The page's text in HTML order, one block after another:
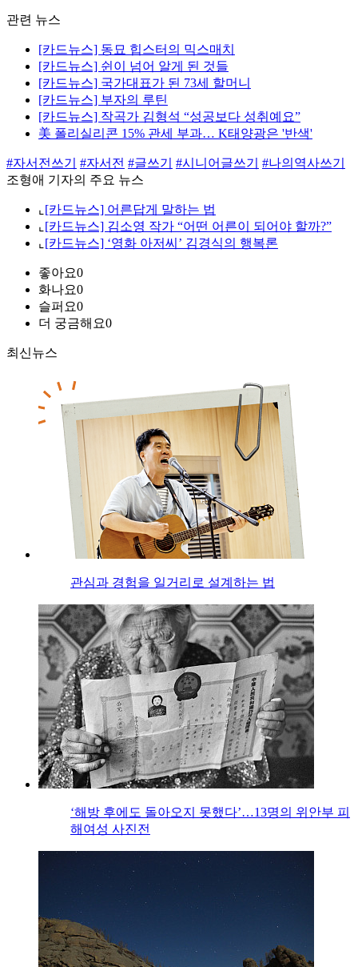
관련 뉴스
[카드뉴스] 동묘 힙스터의 믹스매치
[카드뉴스] 쉰이 넘어 알게 된 것들
[카드뉴스] 국가대표가 된 73세 할머니
[카드뉴스] 부자의 루틴
[카드뉴스] 작곡가 김형석 “성공보다 성취예요”
美 폴리실리콘 15% 관세 부과… K태양광은 '반색'
#자서전쓰기 #자서전 #글쓰기 #시니어글쓰기
#나의역사쓰기
조형애 기자의 주요 뉴스
⌞ [카드뉴스] 어른답게 말하는 법
⌞ [카드뉴스] 김소영 작가 “어떤 어른이 되어야 할까?”
⌞ [카드뉴스] ‘영화 아저씨’ 김경식의 행복론
좋아요0
화나요0
슬퍼요0
더 궁금해요0
최신뉴스
관심과 경험을 일거리로 설계하는 법
‘해방 후에도 돌아오지 못했다’…13명의 위안부 피
해여성 사진전